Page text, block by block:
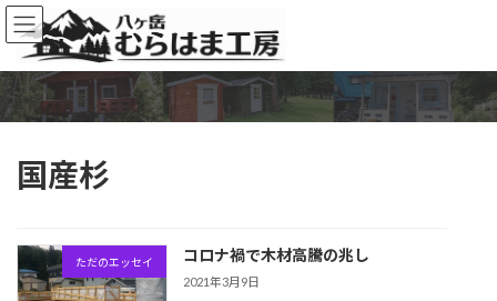
コ
ン
ン
ツ
へ
ナ
ビ
ー
シ
ョ
国産杉
ただのエッセイ コロナ禍で木材高騰の兆し
2021年3月9日